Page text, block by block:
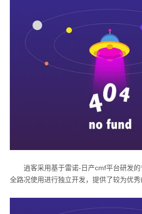
逍客采用基于雷诺-日产cmf平台研发
全路况使用进行独立开发，提供了较为优秀